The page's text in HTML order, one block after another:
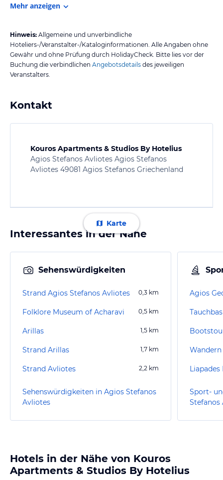
Mehr anzeigen
Hinweis: Allgemeine und unverbindliche
Hoteliers-/Veranstalter-/Kataloginformationen. Alle Angaben ohne
Gewähr und ohne Prüfung durch HolidayCheck. Bitte lies vor der
Buchung die verbindlichen Angebotsdetails des jeweiligen
Veranstalters.
Kontakt
Kouros Apartments & Studios By Hotelius
Agios Stefanos Avliotes Agios Stefanos
Avliotes 49081 Agios Stefanos Griechenland
Karte
Interessantes in der Nähe
Sehenswürdigkeiten
Strand Agios Stefanos Avliotes 0,3 km
Folklore Museum of Acharavi 0,5 km
Arillas 1,5 km
Strand Arillas 1,7 km
Strand Avliotes 2,2 km
Sehenswürdigkeiten in Agios Stefanos
Avliotes
Agios
Sport-
Stefanos
Hotels in der Nähe von Kouros
Apartments & Studios By Hotelius